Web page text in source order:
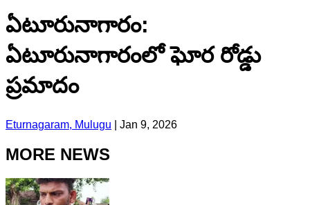
ఏటూరునాగారం:
ఏటూరునాగారంలో ఘోర రోడ్డు
ప్రమాదం
Eturnagaram, Mulugu Jan 9, 2026
MORE NEWS